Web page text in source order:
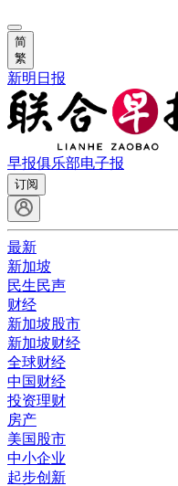
简
繁
新明日报
早报俱乐部电子报
订阅
最新
新加坡
民生民声
财经
新加坡股市
新加坡财经
全球财经
中国财经
投资理财
房产
美国股市
中小企业
起步创新